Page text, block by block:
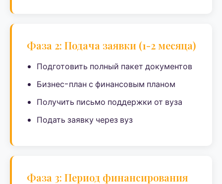
Фаза 2: Подача заявки (1-2 месяца)
Подготовить полный пакет документов
Бизнес-план с финансовым планом
Получить письмо поддержки от вуза
Подать заявку через вуз
Фаза 3: Период финансирования